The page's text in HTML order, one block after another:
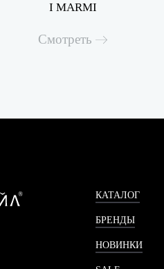
I MARMI
Смотреть
КАТАЛОГ
БРЕНДЫ
НОВИНКИ